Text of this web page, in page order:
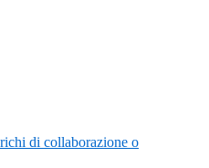
di collaborazione o